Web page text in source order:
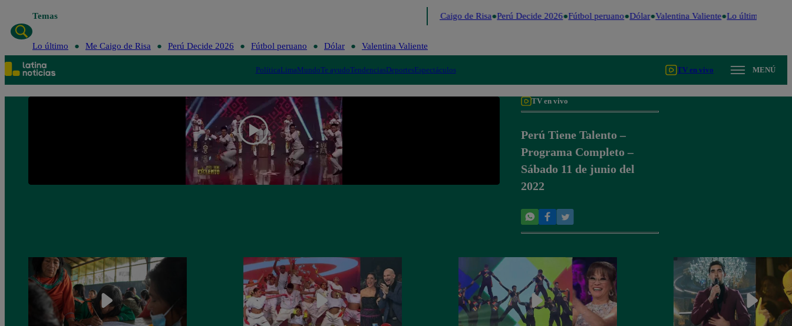
Temas Me Caigo de Risa Perú Decide 2026 Fútbol peruano Dólar Valentina Valiente Lo último
Lo último Me Caigo de Risa Perú Decide 2026 Fútbol peruano Dólar Valentina Valiente
PolíticaLimaMundoTe ayudoTendenciasDeportesEspectáculos TV en vivo MENÚ
TV en vivo
Perú Tiene Talento –
Programa Completo –
Sábado 11 de junio del
2022